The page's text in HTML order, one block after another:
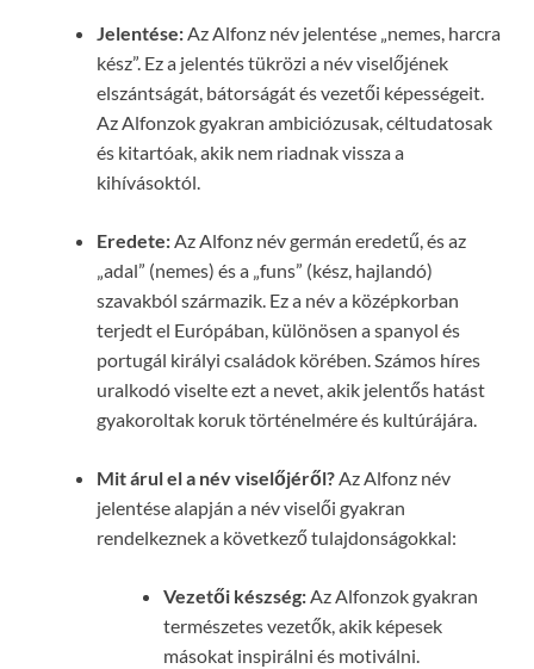
Jelentése:Az Alfonz név jelentése „nemes, harcra
kész”. Ez a jelentés tükrözi a név viselőjének
elszántságát, bátorságát és vezetői képességeit.
Az Alfonzok gyakran ambiciózusak, céltudatosak
és kitartóak, akik nem riadnak vissza a
kihívásoktól.
Eredete:Az Alfonz név germán eredetű, és az
„adal” (nemes) és a „funs” (kész, hajlandó)
szavakból származik. Ez a név a középkorban
terjedt el Európában, különösen a spanyol és
portugál királyi családok körében. Számos híres
uralkodó viselte ezt a nevet, akik jelentős hatást
gyakoroltak koruk történelmére és kultúrájára.
Mit árul el a név viselőjéről?Az Alfonz név
jelentése alapján a név viselői gyakran
rendelkeznek a következő tulajdonságokkal:
Vezetői készség:Az Alfonzok gyakran
természetes vezetők, akik képesek
másokat inspirálni és motiválni.